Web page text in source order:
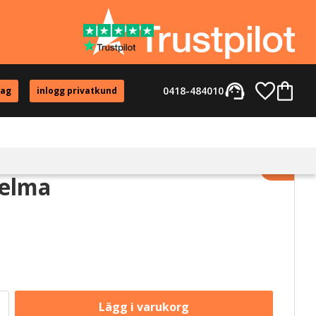
inlogg privatkund support_agent
0418-484010
Lägg